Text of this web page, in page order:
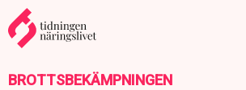
BROTTSBEKÄMPNINGEN